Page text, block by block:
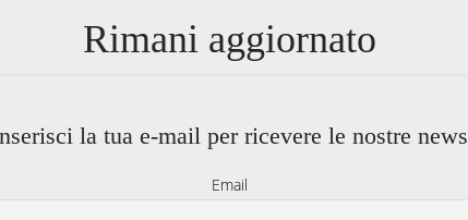
Rimani aggiornato
la tua e-mail per ricevere le nostre news
Email